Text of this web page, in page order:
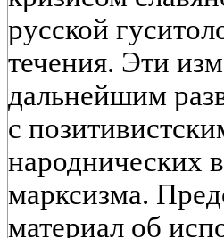
русской
течения. Эти
дальнейшим
с
народнических
марксизма.
материал об